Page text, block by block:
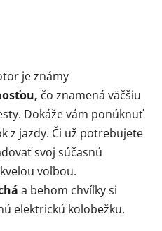
je známy
čo znamená väčšiu
Dokáže vám ponúknuť
z jazdy. Či už potrebujete
svoj súčasnú
voľbou.
a behom chvíľky si
elektrickú kolobežku.